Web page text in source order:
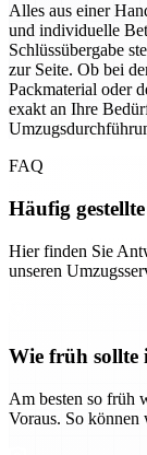
Alles aus einer
und individuelle
Schlüssübergabe
zur Seite. Ob bei
Packmaterial oder
exakt an Ihre
FAQ
Häufig
Hier finden Sie
unseren
Wie früh sollte
Am besten so früh
Voraus. So